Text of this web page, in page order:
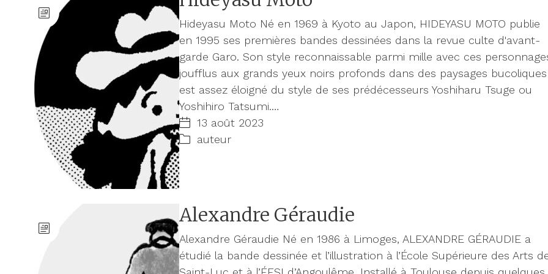
Hideyasu Moto Né en 1969 à Kyoto au Japon, HIDEYASU MOTO publie
en 1995 ses premières bandes dessinées dans la revue culte d'avant-
garde Garo. Son style reconnaissable parmi mille avec ces
joufflus aux grands yeux noirs profonds dans des paysages bucoliques
est assez éloigné du style de ses prédécesseurs Yoshiharu Tsuge ou
Yoshihiro Tatsumi.…
13 août 2023
auteur
Alexandre Géraudie
Alexandre Géraudie Né en 1986 à Limoges, ALEXANDRE GÉRAUDIE a
étudié la bande dessinée et l’illustration à l’École Supérieure des Arts